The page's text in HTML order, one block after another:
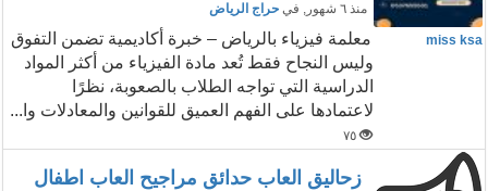
منذ ٦ شهور , في حراج الرياض
miss ksa
معلمة فيزياء بالرياض – خبرة أكاديمية تضمن التفوق
وليس النجاح فقط تُعد مادة الفيزياء من أكثر المواد
الدراسية التي تواجه الطلاب بالصعوبة، نظرًا
لاعتمادها على الفهم العميق للقوانين والمعادلات وا...
٧٥
زحاليق العاب حدائق مراجيح العاب اطفال